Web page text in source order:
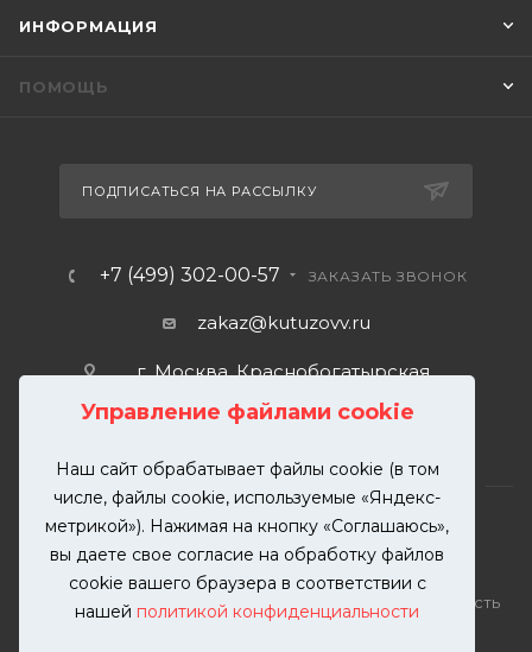
Управление файлами cookie
Наш сайт обрабатывает файлы cookie (в том
числе, файлы cookie, используемые «Яндекс-
метрикой»). Нажимая на кнопку «Соглашаюсь»,
вы даете свое согласие на обработку файлов
cookie вашего браузера в соответствии с
нашей политикой конфиденциальности
ИНФОРМАЦИЯ
ПОМОЩЬ
ПОДПИСАТЬСЯ НА РАССЫЛКУ
+7 (499) 302-00-57 ЗАКАЗАТЬ ЗВОНОК
zakaz@kutuzovv.ru
г. Москва, Краснобогатырская
2026 © KUTUZOVV | Кузовной ремонт и покраска
автомобилей. Вся информация на сайте – собственность